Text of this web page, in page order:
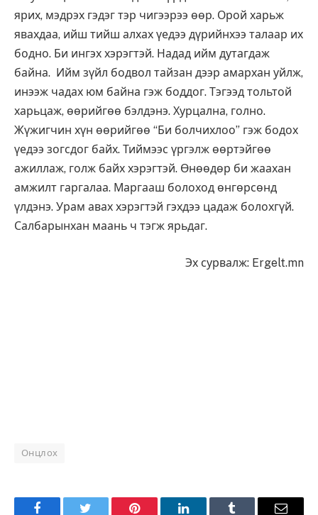
ярих, мэдрэх гэдэг тэр чигээрээ өөр. Орой харьж
явахдаа, ийш тийш алхах үедээ дүрийнхээ талаар их
бодно. Би ингэх хэрэгтэй. Надад ийм дутагдаж
байна. Ийм зүйл бодвол тайзан дээр амархан уйлж,
инээж чадах юм байна гэж боддог. Тэгээд тольтой
харьцаж, өөрийгөө бэлдэнэ. Хурцална, голно.
Жүжигчин хүн өөрийгөө “Би болчихлоо” гэж бодох
үедээ зогсдог байх. Тиймээс үргэлж өөртэйгөө
ажиллаж, голж байх хэрэгтэй. Өнөөдөр би жаахан
амжилт гаргалаа. Маргааш болоход өнгөрсөнд
үлдэнэ. Урам авах хэрэгтэй гэхдээ цадаж болохгүй.
Салбарынхан маань ч тэгж ярьдаг.
Эх сурвалж: Ergelt.mn
Онцлох